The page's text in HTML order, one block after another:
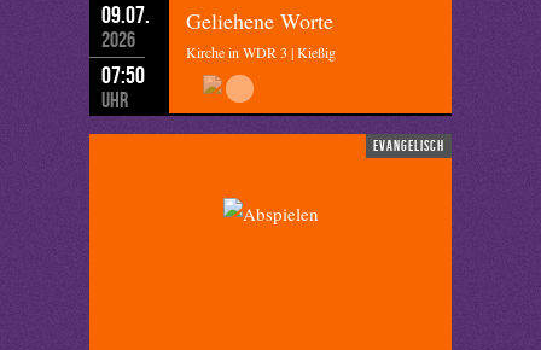
09.07.
2026
07:50
Uhr
Geliehene Worte
Kirche in WDR 3 | Kießig
evangelisch